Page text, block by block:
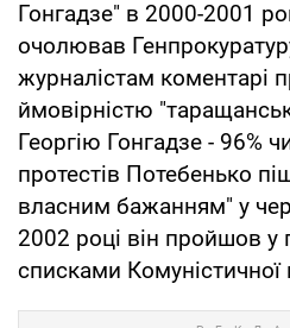
Гонгадзе" в 2000-2001
очолював
журналістам коментарі
ймовірністю
Георгію Гонгадзе - 96%
протестів Потебенько
власним бажанням" у
2002 році він пройшов у
списками Комуністичної